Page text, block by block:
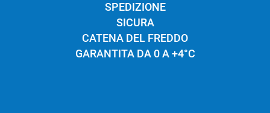
SPEDIZIONE
SICURA
CATENA DEL FREDDO
GARANTITA DA 0 A +4°C